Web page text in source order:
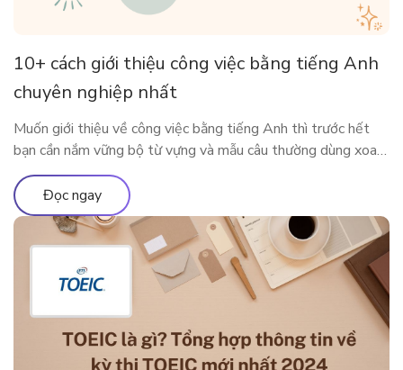
10+ cách giới thiệu công việc bằng tiếng Anh
chuyên nghiệp nhất
Muốn giới thiệu về công việc bằng tiếng Anh thì trước hết
bạn cần nắm vững bộ từ vựng và mẫu câu thường dùng xoay
quanh công việc của mình. Bài viết dưới đây sẽ cung cấp cho
bạn những từ vựng, mẫu câu xoay quanh chủ đề công việc để
bạn có thể nói […]
Đọc ngay